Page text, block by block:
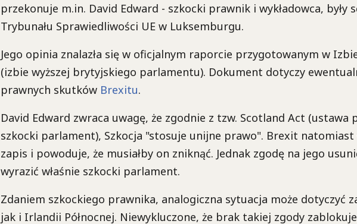
przekonuje m.in. David Edward - szkocki prawnik i wykładowca, były
Trybunału Sprawiedliwości UE w Luksemburgu.
Jego opinia znalazła się w oficjalnym raporcie przygotowanym w
(izbie wyższej brytyjskiego parlamentu). Dokument dotyczy
prawnych skutków Brexitu.
David Edward zwraca uwagę, że zgodnie z tzw. Scotland Act (ustawa
szkocki parlament), Szkocja "stosuje unijne prawo". Brexit
zapis i powoduje, że musiałby on zniknąć. Jednak zgodę na jego
wyrazić właśnie szkocki parlament.
Zdaniem szkockiego prawnika, analogiczna sytuacja może dotyczyć
jak i Irlandii Północnej. Niewykluczone, że brak takiej zgody